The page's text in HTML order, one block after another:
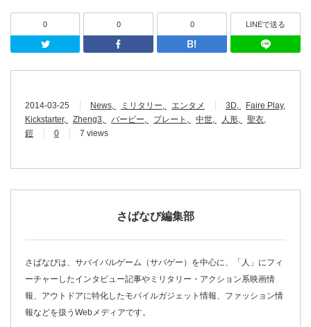
0
Twitter
0
Facebook
0
はてなブッ
LINEで送る
2014-03-25 News ミリタリー エンタメ 3D
Faire Play
Kickstarter
Zheng3 バービー プレート 中世 人形
聖衣
鎧
0 7 views
さばなび編集部
さばなびは、サバイバルゲーム（サバゲー）を中心に、「人」にフィ
ーチャーしたインタビュー記事やミリタリー・アクション系映画情
報、アウトドアに特化したモバイルガジェット情報、ファッション情
報などを扱うWebメディアです。